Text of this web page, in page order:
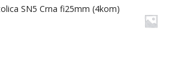
SN5 Crna fi25mm (4kom)